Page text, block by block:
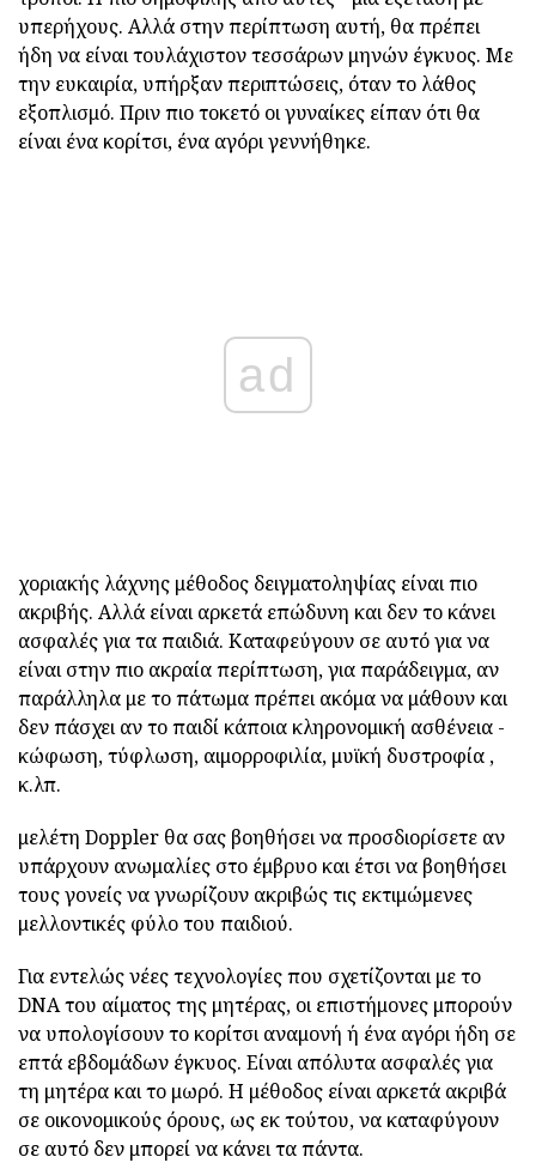
υπερήχους. Αλλά στην περίπτωση αυτή, θα πρέπει
ήδη να είναι τουλάχιστον τεσσάρων μηνών έγκυος. Με
την ευκαιρία, υπήρξαν περιπτώσεις, όταν το λάθος
εξοπλισμό. Πριν πιο τοκετό οι γυναίκες είπαν ότι θα
είναι ένα κορίτσι, ένα αγόρι γεννήθηκε.
ad
χοριακής λάχνης μέθοδος δειγματοληψίας είναι πιο
ακριβής. Αλλά είναι αρκετά επώδυνη και δεν το κάνει
ασφαλές για τα παιδιά. Καταφεύγουν σε αυτό για να
είναι στην πιο ακραία περίπτωση, για παράδειγμα, αν
παράλληλα με το πάτωμα πρέπει ακόμα να μάθουν και
δεν πάσχει αν το παιδί κάποια κληρονομική ασθένεια -
κώφωση, τύφλωση, αιμορροφιλία, μυϊκή δυστροφία ,
κ.λπ.
μελέτη Doppler θα σας βοηθήσει να προσδιορίσετε αν
υπάρχουν ανωμαλίες στο έμβρυο και έτσι να βοηθήσει
τους γονείς να γνωρίζουν ακριβώς τις εκτιμώμενες
μελλοντικές φύλο του παιδιού.
Για εντελώς νέες τεχνολογίες που σχετίζονται με το
DNA του αίματος της μητέρας, οι επιστήμονες μπορούν
να υπολογίσουν το κορίτσι αναμονή ή ένα αγόρι ήδη σε
επτά εβδομάδων έγκυος. Είναι απόλυτα ασφαλές για
τη μητέρα και το μωρό. Η μέθοδος είναι αρκετά ακριβά
σε οικονομικούς όρους, ως εκ τούτου, να καταφύγουν
σε αυτό δεν μπορεί να κάνει τα πάντα.